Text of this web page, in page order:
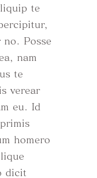
te
Posse
nam
te
verear
eu. Id
homero
dicit